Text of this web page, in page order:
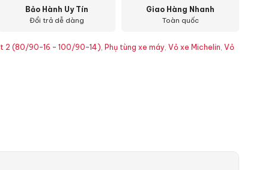
Bảo Hành Uy Tín
Đổi trả dễ dàng
Giao Hàng Nhanh
Toàn quốc
2 (80/90-16 - 100/90-14), Phụ tùng xe máy, Vỏ xe Michelin, Vỏ